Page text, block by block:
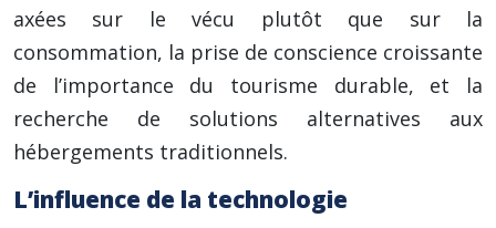
axées sur le vécu plutôt que sur la
consommation, la prise de conscience croissante
de l’importance du tourisme durable, et la
recherche de solutions alternatives aux
hébergements traditionnels.
L’influence de la technologie